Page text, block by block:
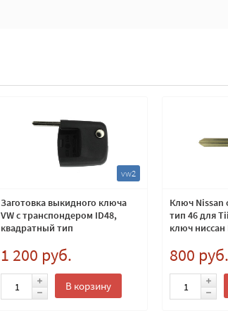
vw2
Заготовка выкидного ключа
VW с транспондером ID48,
квадратный тип
1 200 руб.
В корзину
Ключ Nissan
тип 46 для
ключ ниссан
800 руб.